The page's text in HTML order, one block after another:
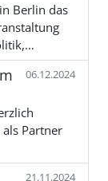
Berlin das
06.12.2024
Partner
21.11.2024